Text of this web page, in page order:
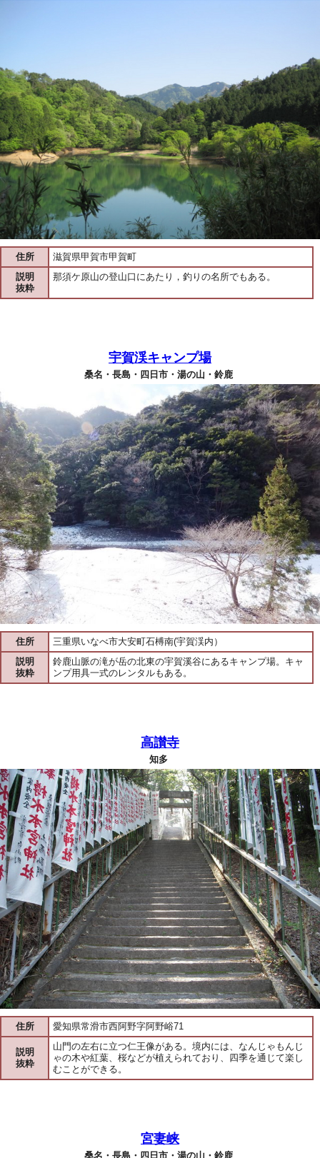
住所
滋賀県甲賀市甲賀町
説明
抜粋
那須ケ原山の登山口にあたり，釣りの名所でもある。
宇賀渓キャンプ場
桑名・長島・四日市・湯の山・鈴鹿
住所
三重県いなべ市大安町石榑南(宇賀渓内）
説明
抜粋
鈴鹿山脈の滝が岳の北東の宇賀溪谷にあるキャンプ場。キャ
ンプ用具一式のレンタルもある。
高讃寺
知多
住所 愛知県常滑市西阿野字阿野峪71
説明
抜粋
山門の左右に立つ仁王像がある。境内には、なんじゃもんじ
ゃの木や紅葉、桜などが植えられており、四季を通じて楽し
むことができる。
宮妻峡
桑名・長島・四日市・湯の山・鈴鹿